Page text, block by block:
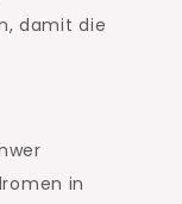
damit die
in